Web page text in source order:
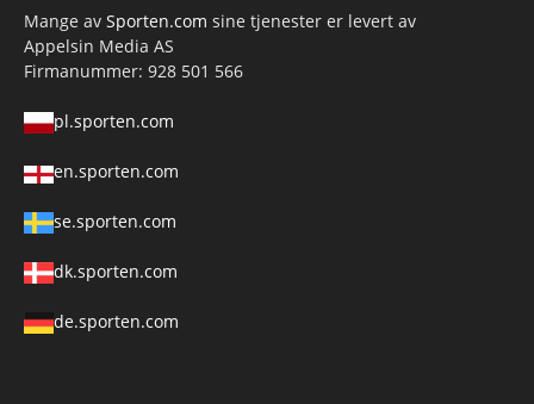
Mange av Sporten.com sine tjenester er levert av
Appelsin Media AS
Firmanummer: 928 501 566
pl.sporten.com
en.sporten.com
se.sporten.com
dk.sporten.com
de.sporten.com